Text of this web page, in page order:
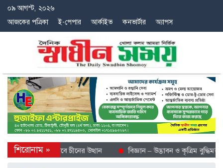
০৯ আগস্ট, ২০২৬
আজকের পত্রিকা
ই-পেপার আর্কাইভ কনভার্টার অ্যাপস
শীতল গন্তব্য হিসেবে চীনের উত্থান বিজ্ঞান – উদ্ভাবন ও কৃত্রিম বুদ্ধিমত্তায়